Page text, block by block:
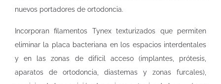
nuevos portadores de ortodoncia.
Incorporan filamentos Tynex texturizados que permiten
eliminar la placa bacteriana en los espacios interdentales
y en las zonas de difícil acceso (implantes, prótesis,
aparatos de ortodoncia, diastemas y zonas furcales),